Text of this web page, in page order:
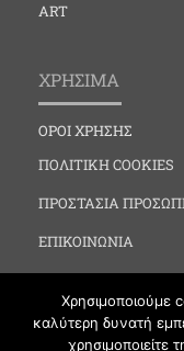
ART
ΧΡΗΣΙΜΑ
ΟΡΟΙ ΧΡΗΣΗΣ
ΠΟΛΙΤΙΚΗ COOKIES
ΠΡΟΣΤΑΣΙΑ
ΕΠΙΚΟΙΝΩΝΙΑ
Χρησιμοποιούμε
καλύτερη δυνατή
χρησιμοποιείτε